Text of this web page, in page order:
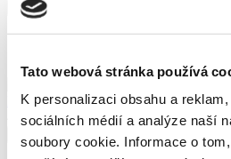
Tato webová stránka používá
K personalizaci obsahu a
sociálních médií a analýze naší
soubory cookie. Informace o
Koupit
Skladem
Prostředek dezinfekční Savo čistič
42 Kč 50,82 Kč vč. DPH
Koupit